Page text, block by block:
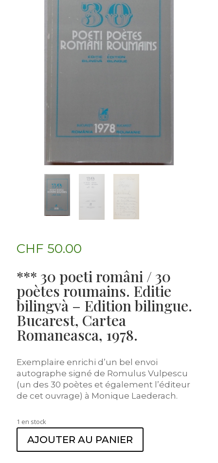
CHF 50.00
*** 30 poeti români / 30
poètes roumains. Editie
bilingvà – Edition bilingue.
Bucarest, Cartea
Romaneasca, 1978.
Exemplaire enrichi d’un bel envoi
autographe signé de Romulus Vulpescu
(un des 30 poètes et également l’éditeur
de cet ouvrage) à Monique Laederach.
1 en stock
AJOUTER AU PANIER